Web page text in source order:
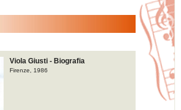
Viola Giusti - Biografia
Firenze, 1986